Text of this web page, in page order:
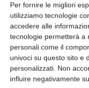
Per fornire le migliori
utilizziamo tecnologie
accedere alle
tecnologie permetterà a
personali come il
univoci su questo sito e
personalizzati. Non
influire negativamente
Analisi per